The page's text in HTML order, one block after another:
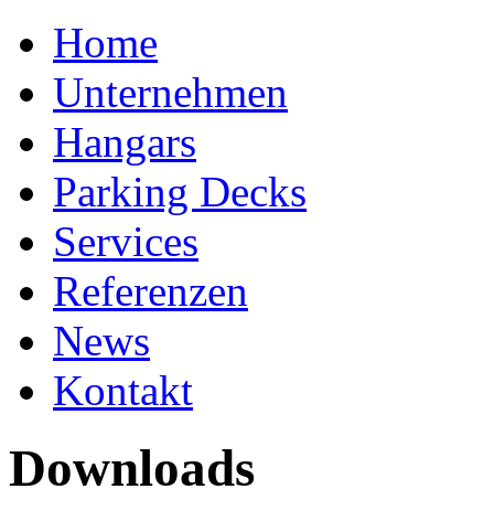
Home
Unternehmen
Hangars
Parking Decks
Services
Referenzen
News
Kontakt
Downloads